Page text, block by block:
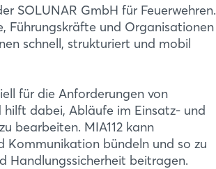
SOLUNAR GmbH für Feuerwehren.
Führungskräfte und Organisationen
schnell, strukturiert und mobil
für die Anforderungen von
hilft dabei, Abläufe im Einsatz- und
bearbeiten. MIA112 kann
Kommunikation bündeln und so zu
Handlungssicherheit beitragen.